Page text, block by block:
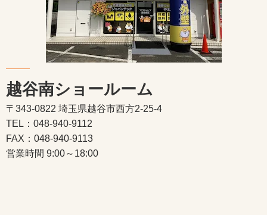
越谷南ショールーム
〒343-0822 埼玉県越谷市西方2-25-4
TEL：048-940-9112
FAX：048-940-9113
営業時間 9:00～18:00